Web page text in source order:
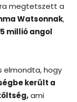
megtetszett a
Watsonnak,
millió angol
elmondta, hogy
került a
ami